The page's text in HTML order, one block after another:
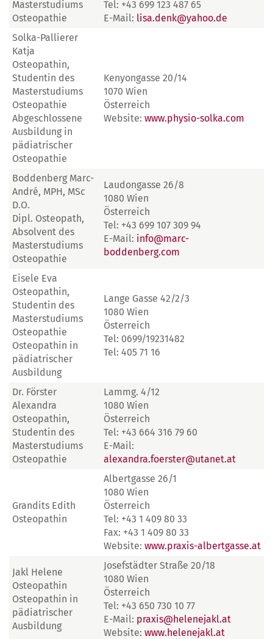
Masterstudiums
Osteopathie
Tel: +43 699 123 487 65
E-Mail: lisa.denk@yahoo.de
Solka-Pallierer
Katja
Osteopathin,
Studentin des
Masterstudiums
Osteopathie
Abgeschlossene
Ausbildung in
pädiatrischer
Osteopathie
Kenyongasse 20/14
1070 Wien
Österreich
Website: www.physio-solka.com
Boddenberg Marc-
André, MPH, MSc
D.O.
Dipl. Osteopath,
Absolvent des
Masterstudiums
Osteopathie
Laudongasse 26/8
1080 Wien
Österreich
Tel: +43 699 107 309 94
E-Mail: info@marc-
boddenberg.com
Eisele Eva
Osteopathin,
Studentin des
Masterstudiums
Osteopathie
Osteopathin in
pädiatrischer
Ausbildung
Lange Gasse 42/2/3
1080 Wien
Österreich
Tel: 0699/19231482
Tel: 405 71 16
Dr. Förster
Alexandra
Osteopathin,
Studentin des
Masterstudiums
Osteopathie
Lammg. 4/12
1080 Wien
Österreich
Tel: +43 664 316 79 60
E-Mail:
alexandra.foerster@utanet.at
Grandits Edith
Osteopathin
Albertgasse 26/1
1080 Wien
Österreich
Tel: +43 1 409 80 33
Fax: +43 1 409 80 33
Website: www.praxis-albertgasse.at
Jakl Helene
Osteopathin
Osteopathin in
pädiatrischer
Ausbildung
Josefstädter Straße 20/18
1080 Wien
Österreich
Tel: +43 650 730 10 77
E-Mail: praxis@helenejakl.at
Website: www.helenejakl.at